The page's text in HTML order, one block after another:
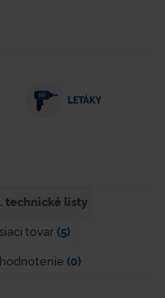
LETÁKY
technické listy
tovar (5)
(0)